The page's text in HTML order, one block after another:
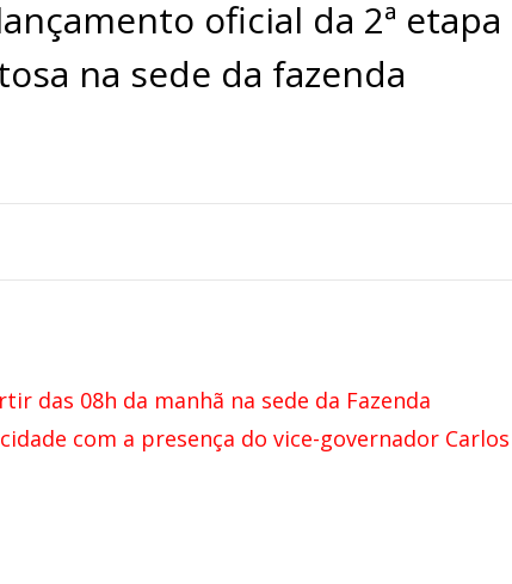
oficial da 2ª etapa
na sede da fazenda
das 08h da manhã na sede da Fazenda
com a presença do vice-governador Carlos